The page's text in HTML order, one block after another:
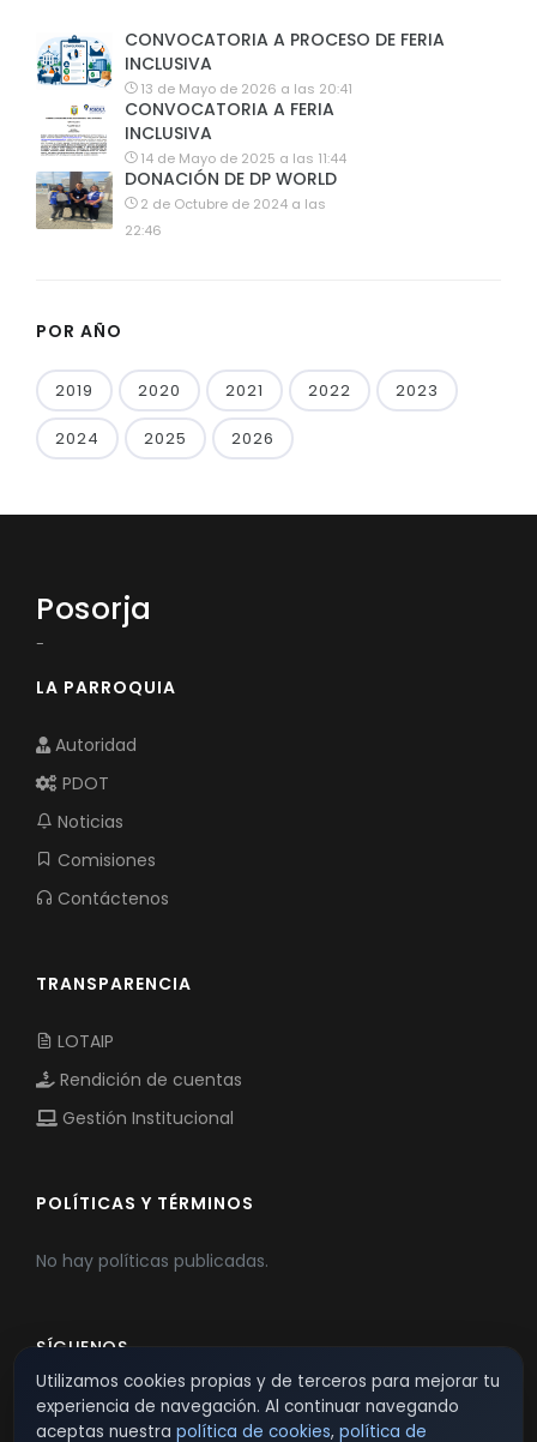
CONVOCATORIA A PROCESO DE FERIA
INCLUSIVA
13 de Mayo de 2026 a las 20:41
CONVOCATORIA A FERIA
INCLUSIVA
14 de Mayo de 2025 a las 11:44
DONACIÓN DE DP WORLD
2 de Octubre de 2024 a las
22:46
POR AÑO
2019 2020 2021 2022 2023
2024 2025 2026
Posorja
-
LA PARROQUIA
Autoridad
PDOT
Noticias
Comisiones
Contáctenos
TRANSPARENCIA
LOTAIP
Rendición de cuentas
Gestión Institucional
POLÍTICAS Y TÉRMINOS
No hay políticas publicadas.
SÍGUENOS
Utilizamos cookies propias y de terceros para mejorar tu
experiencia de navegación. Al continuar navegando
aceptas nuestra política de cookies, política de